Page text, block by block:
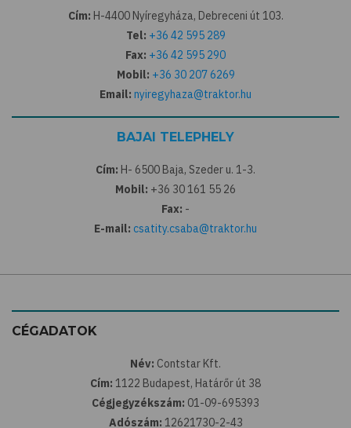
Cím: H-4400 Nyíregyháza, Debreceni út 103.
Tel: +36 42 595 289
Fax: +36 42 595 290
Mobil: +36 30 207 6269
Email: nyiregyhaza@traktor.hu
BAJAI TELEPHELY
Cím: H- 6500 Baja, Szeder u. 1-3.
Mobil: +36 30 161 55 26
Fax: -
E-mail: csatity.csaba@traktor.hu
CÉGADATOK
Név: Contstar Kft.
Cím: 1122 Budapest, Határőr út 38
Cégjegyzékszám: 01-09-695393
Adószám: 12621730-2-43